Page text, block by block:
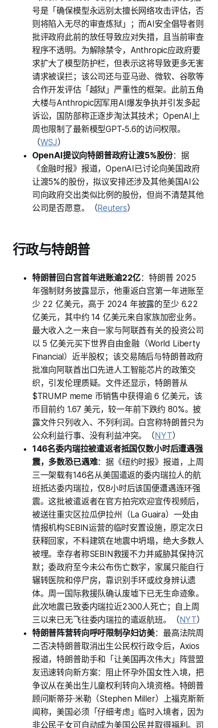
号是「确保模型永远别太擅长网络攻击评估，否
则将陷入无尽的审查炼狱」；而AI安全倡导者则
批评政府此前的放任导致应对失措，且当前审查
程序不透明。为解除禁令，Anthropic应政府要
求扩大了模型防护栏，但表示这将导致更多无害
请求被误拦；该公司还与亚马逊、微软、谷歌等
合作开发评估「越狱」严重性的框架。此前五角
大楼与Anthropic因军用AI爆发争执并引发多起
诉讼，国防部称正逐步淘汰其技术；OpenAI上
周也限制了最新模型GPT-5.6的访问权限。
（WSJ）
OpenAI提议向特朗普政府让渡5%股份：据
《金融时报》报道，OpenAI已讨论向美国政府
让渡5%的股份，拟议安排还涉及其他美国AI公
司向政府交出类似比例的股份，但尚不清楚其他
公司是否愿意。（Reuters）
行政与特朗普
特朗普回白宫首年进账逾22亿：特朗普 2025
年强制财务披露显示，他重返白宫第一年进账至
少 22 亿美元，高于 2024 年披露的至少 6.22
亿美元，其中约 14 亿美元来自家族加密业务。
最大收入之一来自一家与阿联酋有关的投资公司
以 5 亿美元买下世界自由金融（World Liberty
Financial）近半股权；该交易随后与特朗普政府
批准向阿联酋出口先进人工智能芯片的政策交
织，引发伦理质疑。文件还显示，特朗普从
$TRUMP meme 币销售中获得逾 6 亿美元，该
币目前约 1.67 美元，较一年前下跌约 80%。披
露文件只列收入、不列利润。白宫称特朗普只为
公众利益行事、没有利益冲突。（NYT）
146名委内瑞拉被遣返者抵国仅数小时后遭遇强
震，多数恐已遇难：据《纽约时报》报道，上周
三一架载有146名从美国遣返的委内瑞拉人的航
班抵达委内瑞拉，仅8小时后该国便遭遇连环强
震。这批被遣返者在官方拍完欢迎宣传视频后，
被送往重灾区拉瓜伊拉州（La Guaira）一处由
情报机构SEBIN运营的临时安置设施，原定次日
获释回家，不料建筑在地震中坍塌，绝大多数人
被埋。幸存者称SEBIN救援不力并威胁其保持沉
默；委政府至今未公布伤亡数字，家属只能自行
辗转医院和停尸房，靠识别手环或纹身辨认遗
体。周一国际救援队确认废墟下已无生命迹象。
此次地震已致委内瑞拉近2300人死亡；自上周
三以来已无飞往委内瑞拉的遣返航班。（NYT）
特朗普阵营转向呼吁限制孕妇访美：最高法院周
二否决特朗普取消出生公民权行政令后，Axios
报道，特朗普助手和「让美国再次伟大」阵营盟
友迅速转向新方案：阻止怀孕外国女性入境，把
争议从在美出生儿童权利转向入境资格。特朗普
顾问斯蒂芬·米勒（Stephen Miller）上福克斯新
闻称，美国必须「仔细考虑」临时入境者，因为
非公民子女可自动成为美国公民并取得福利。司